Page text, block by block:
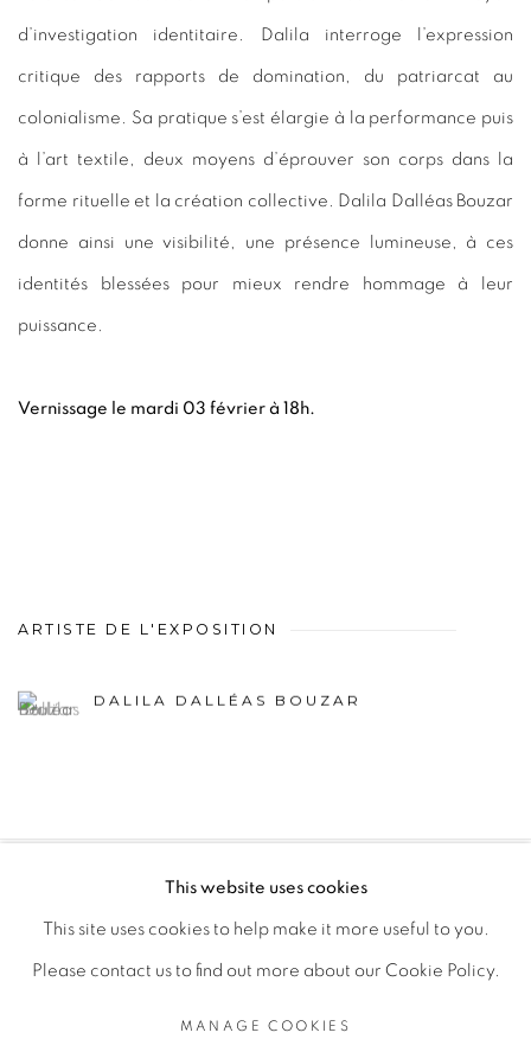
d’investigation identitaire. Dalila interroge l’expression
critique des rapports de domination, du patriarcat au
colonialisme. Sa pratique s’est élargie à la performance puis
à l’art textile, deux moyens d’éprouver son corps dans la
forme rituelle et la création collective. Dalila Dalléas Bouzar
donne ainsi une visibilité, une présence lumineuse, à ces
identités blessées pour mieux rendre hommage à leur
puissance.
Vernissage le mardi 03 février à 18h.
ARTISTE DE L'EXPOSITION
DALILA DALLÉAS BOUZAR
MANAGE COOKIES
COPYRIGHT © 2026 GALERIE CÉCILE FAKHOURY
SITE BY ARTLOGIC
This website uses cookies
This site uses cookies to help make it more useful to you.
Please contact us to find out more about our Cookie Policy.
MANAGE COOKIES